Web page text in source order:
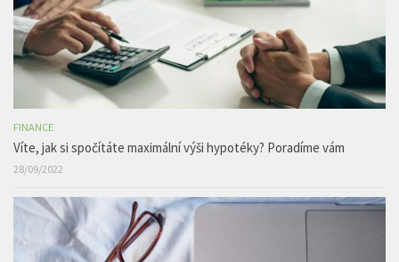
FINANCE
Víte, jak si spočítáte maximální výši hypotéky? Poradíme vám
28/09/2022